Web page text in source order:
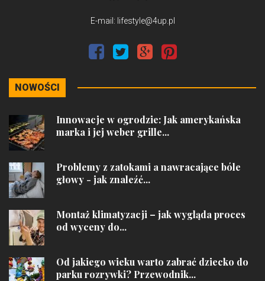
E-mail: lifestyle@4up.pl
NOWOŚCI
Innowacje w ogrodzie: Jak amerykańska
marka i jej weber grille...
Problemy z zatokami a nawracające bóle
głowy - jak znaleźć...
Montaż klimatyzacji – jak wygląda proces
od wyceny do...
Od jakiego wieku warto zabrać dziecko do
parku rozrywki? Przewodnik...